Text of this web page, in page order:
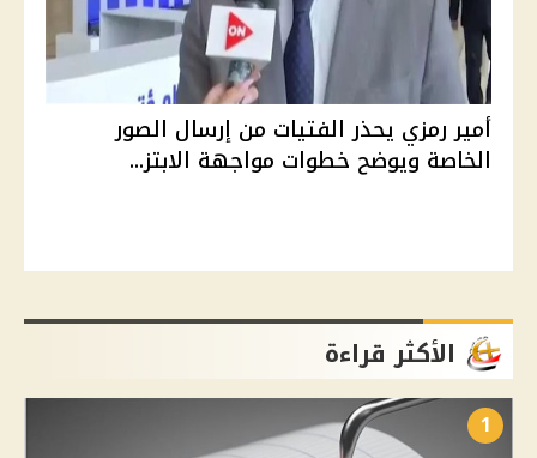
أمير رمزي يحذر الفتيات من إرسال الصور
الخاصة ويوضح خطوات مواجهة الابتز...
الأكثر قراءة
1